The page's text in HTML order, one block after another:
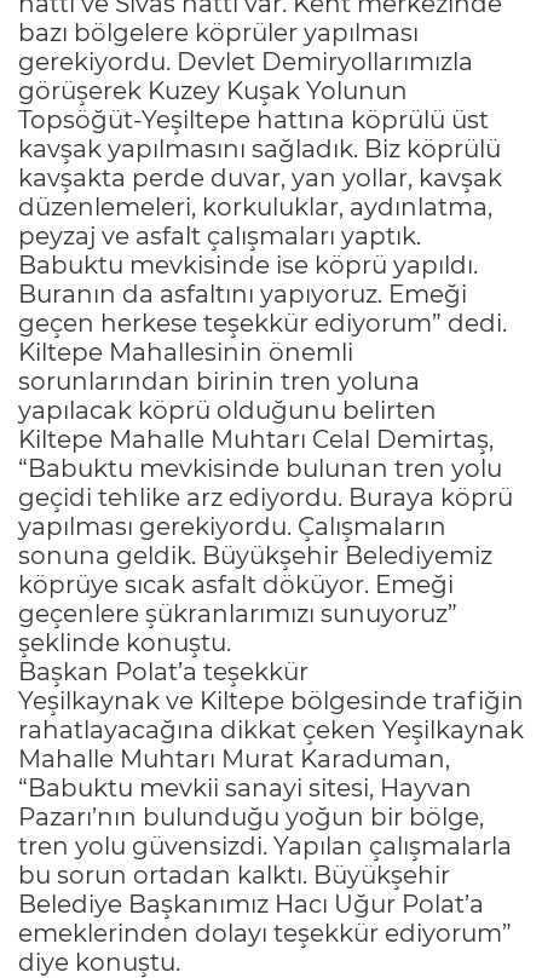
bazı bölgelere köprüler yapılması
gerekiyordu. Devlet Demiryollarımızla
görüşerek Kuzey Kuşak Yolunun
Topsöğüt-Yeşiltepe hattına köprülü üst
kavşak yapılmasını sağladık. Biz köprülü
kavşakta perde duvar, yan yollar, kavşak
düzenlemeleri, korkuluklar, aydınlatma,
peyzaj ve asfalt çalışmaları yaptık.
Babuktu mevkisinde ise köprü yapıldı.
Buranın da asfaltını yapıyoruz. Emeği
geçen herkese teşekkür ediyorum” dedi.
Kiltepe Mahallesinin önemli
sorunlarından birinin tren yoluna
yapılacak köprü olduğunu belirten
Kiltepe Mahalle Muhtarı Celal Demirtaş,
“Babuktu mevkisinde bulunan tren yolu
geçidi tehlike arz ediyordu. Buraya köprü
yapılması gerekiyordu. Çalışmaların
sonuna geldik. Büyükşehir Belediyemiz
köprüye sıcak asfalt döküyor. Emeği
geçenlere şükranlarımızı sunuyoruz”
şeklinde konuştu.
Başkan Polat’a teşekkür
Yeşilkaynak ve Kiltepe bölgesinde trafiğin
rahatlayacağına dikkat çeken Yeşilkaynak
Mahalle Muhtarı Murat Karaduman,
“Babuktu mevkii sanayi sitesi, Hayvan
Pazarı’nın bulunduğu yoğun bir bölge,
tren yolu güvensizdi. Yapılan çalışmalarla
bu sorun ortadan kalktı. Büyükşehir
Belediye Başkanımız Hacı Uğur Polat’a
emeklerinden dolayı teşekkür ediyorum”
diye konuştu.